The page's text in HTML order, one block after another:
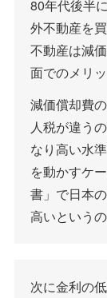
80年代後半
外不動産を
不動産は減
面でのメリ
減価償却費
人税が違う
なり高い水
を動かすケ
書」で日本
高いという
次に金利の